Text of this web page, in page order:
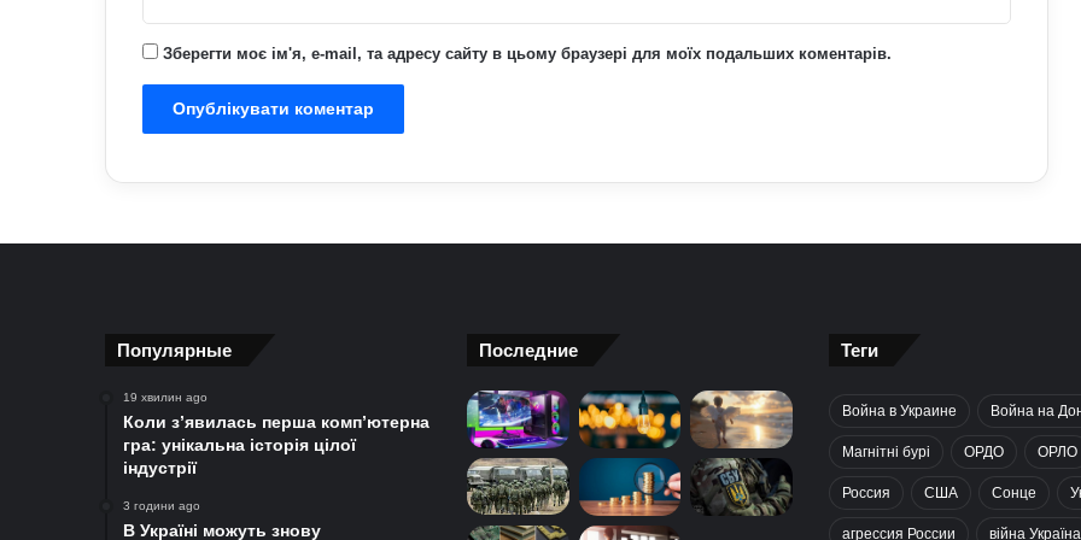
Зберегти моє ім'я, e-mail, та адресу сайту в цьому браузері для моїх подальших коментарів.
Популярные
19 хвилин ago
Коли з’явилась перша комп’ютерна
гра: унікальна історія цілої
індустрії
3 години ago
В Україні можуть знову
Последние Теги
Война в Украине Война на
Магнітні бурі ОРДО ОРЛО
Россия США Сонце
агрессия России війна Україна